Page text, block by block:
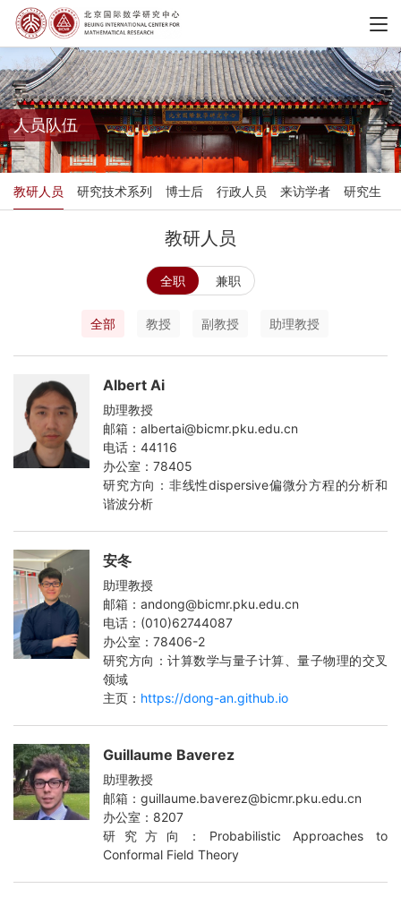
人员队伍
教研人员 研究技术系列 博士后 行政人员 来访学者 研究生
教研人员
全职 兼职
全部 教授 副教授 助理教授
Albert Ai
助理教授
邮箱：albertai@bicmr.pku.edu.cn
电话：44116
办公室：78405
研究方向：非线性dispersive偏微分方程的分析和
谐波分析
安冬
助理教授
邮箱：andong@bicmr.pku.edu.cn
电话：(010)62744087
办公室：78406-2
研究方向：计算数学与量子计算、量子物理的交叉
领域
主页： https://dong-an.github.io
Guillaume Baverez
助理教授
邮箱：guillaume.baverez@bicmr.pku.edu.cn
办公室：8207
研究方向：Probabilistic Approaches to
Conformal Field Theory